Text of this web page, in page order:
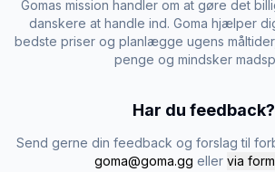
Gomas mission handler om at gøre det
danskere at handle ind. Goma hjælper
bedste priser og planlægge ugens
penge og mindsker
Har du feedback?
Send gerne din feedback og forslag til
goma@goma.gg eller via